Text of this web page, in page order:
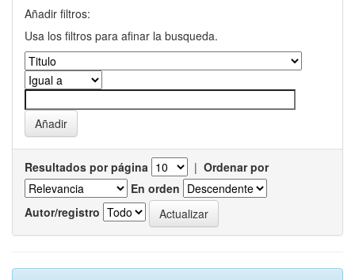
Añadir filtros:
Usa los filtros para afinar la busqueda.
Resultados por página | Ordenar por
En orden
Autor/registro